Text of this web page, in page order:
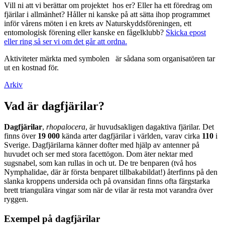
Vill ni att vi berättar om projektet hos er? Eller ha ett föredrag om
fjärilar i allmänhet? Håller ni kanske på att sätta ihop programmet
inför vårens möten i en krets av Naturskyddsföreningen, ett
entomologisk förening eller kanske en fågelklubb? Skicka epost
eller ring så ser vi om det går att ordna.
Aktiviteter märkta med symbolen
är sådana som organisatören tar
ut en kostnad för.
Arkiv
Vad är dagfjärilar?
Dagfjärilar, rhopalocera, är huvudsakligen dagaktiva fjärilar. Det
finns över 19 000 kända arter dagfjärilar i världen, varav cirka 110 i
Sverige. Dagfjärilarna känner dofter med hjälp av antenner på
huvudet och ser med stora facettögon. Dom äter nektar med
sugsnabel, som kan rullas in och ut. De tre benparen (två hos
Nymphalidae, där är första benparet tillbakabildat!) återfinns på den
slanka kroppens undersida och på ovansidan finns ofta färgstarka
brett triangulära vingar som när de vilar är resta mot varandra över
ryggen.
Exempel på dagfjärilar